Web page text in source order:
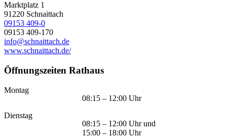
Marktplatz 1
91220 Schnaittach
09153 409-0
09153 409-170
info@schnaittach.de
www.schnaittach.de/
Öffnungszeiten Rathaus
Montag
08:15 – 12:00 Uhr
Dienstag
08:15 – 12:00 Uhr und
15:00 – 18:00 Uhr